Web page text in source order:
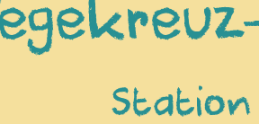
Station